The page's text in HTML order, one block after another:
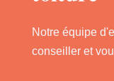
Notre équipe
conseiller et